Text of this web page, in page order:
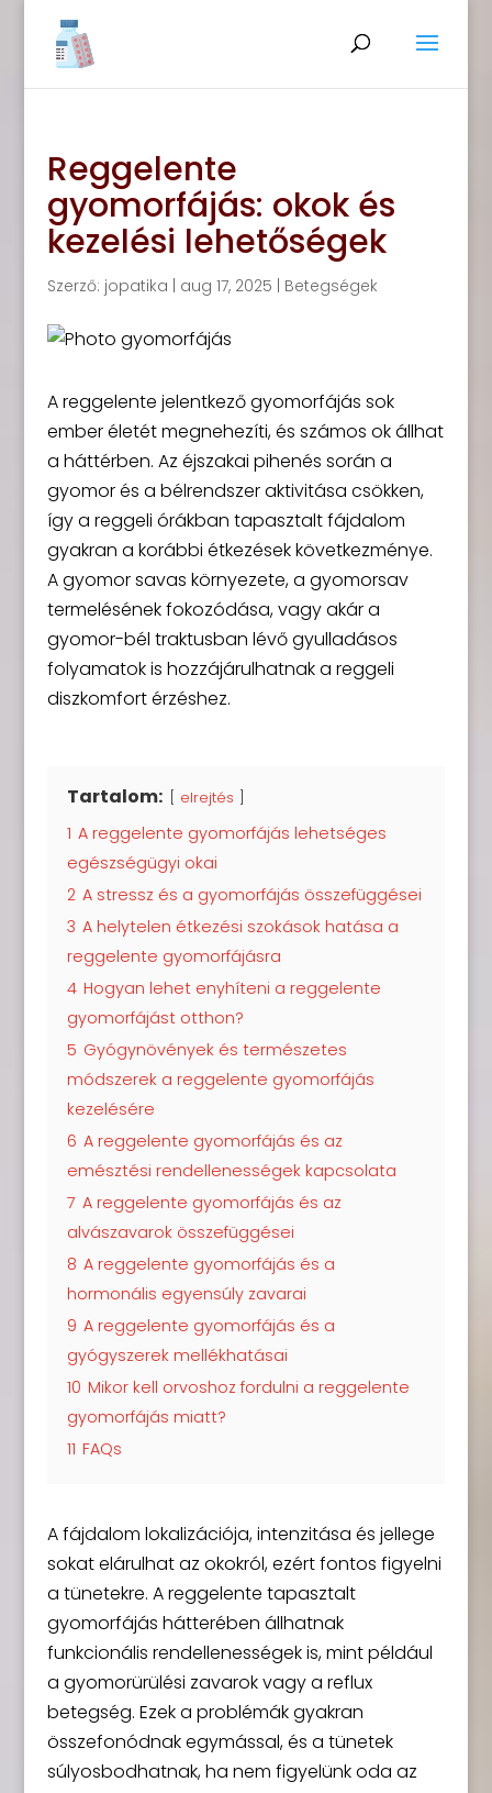
Reggelente
gyomorfájás: okok és
kezelési lehetőségek
Szerző: jopatika aug 17, 2025 Betegségek
A reggelente jelentkező gyomorfájás sok
ember életét megnehezíti, és számos ok állhat
a háttérben. Az éjszakai pihenés során a
gyomor és a bélrendszer aktivitása csökken,
így a reggeli órákban tapasztalt fájdalom
gyakran a korábbi étkezések következménye.
A gyomor savas környezete, a gyomorsav
termelésének fokozódása, vagy akár a
gyomor-bél traktusban lévő gyulladásos
folyamatok is hozzájárulhatnak a reggeli
diszkomfort érzéshez.
Tartalom: elrejtés
1 A reggelente gyomorfájás lehetséges
egészségügyi okai
2 A stressz és a gyomorfájás összefüggései
3 A helytelen étkezési szokások hatása a
reggelente gyomorfájásra
4 Hogyan lehet enyhíteni a reggelente
gyomorfájást otthon?
5 Gyógynövények és természetes
módszerek a reggelente gyomorfájás
kezelésére
6 A reggelente gyomorfájás és az
emésztési rendellenességek kapcsolata
7 A reggelente gyomorfájás és az
alvászavarok összefüggései
8 A reggelente gyomorfájás és a
hormonális egyensúly zavarai
9 A reggelente gyomorfájás és a
gyógyszerek mellékhatásai
10 Mikor kell orvoshoz fordulni a reggelente
gyomorfájás miatt?
11 FAQs
A fájdalom lokalizációja, intenzitása és jellege
sokat elárulhat az okokról, ezért fontos figyelni
a tünetekre. A reggelente tapasztalt
gyomorfájás hátterében állhatnak
funkcionális rendellenességek is, mint például
a gyomorürülési zavarok vagy a reflux
betegség. Ezek a problémák gyakran
összefonódnak egymással, és a tünetek
súlyosbodhatnak, ha nem figyelünk oda az